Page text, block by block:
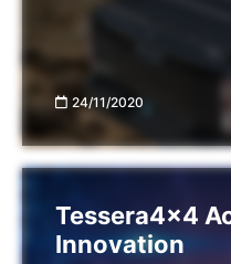
24/11/2020
Tessera4x4
Innovation